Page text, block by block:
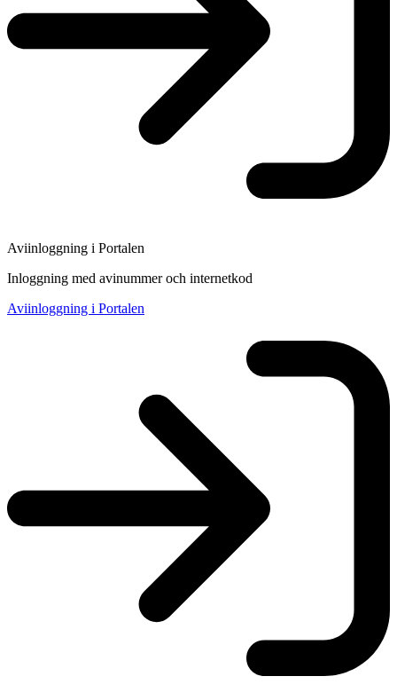
Aviinloggning i Portalen
Inloggning med avinummer och internetkod
Aviinloggning i Portalen